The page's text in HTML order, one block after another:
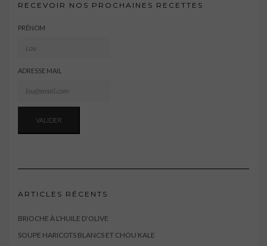
RECEVOIR NOS PROCHAINES RECETTES
PRÉNOM
ADRESSE MAIL
ARTICLES RÉCENTS
BRIOCHE À L’HUILE D’OLIVE
SOUPE HARICOTS BLANCS ET CHOU KALE